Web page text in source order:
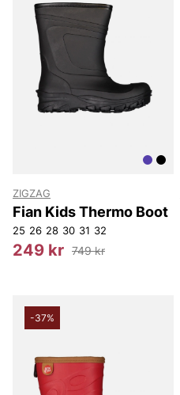
ZIGZAG
Fian Kids Thermo Boot
25 26 28 30 31 32
249 kr 749 kr
-37%